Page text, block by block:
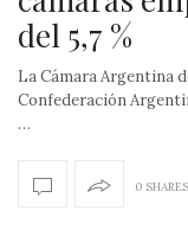
del 5,7 %
La Cámara Argentina
Confederación
…
0 SHARES